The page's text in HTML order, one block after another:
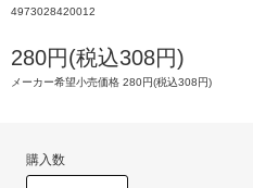
4973028420012
280円(税込308円)
メーカー希望小売価格 280円(税込308円)
購入数